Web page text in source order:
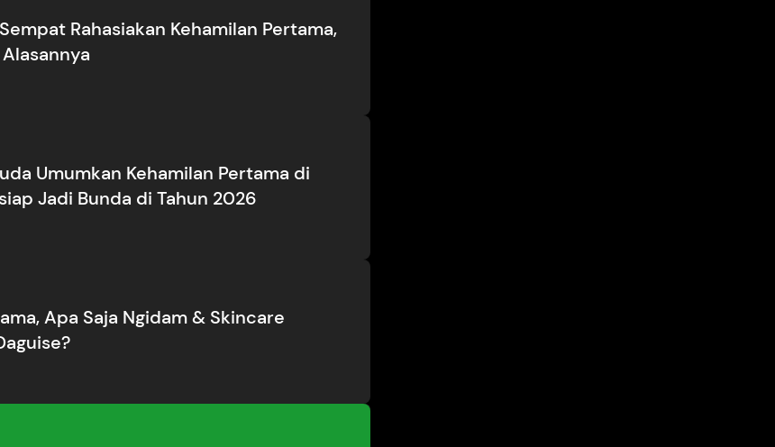
Rahasiakan Kehamilan Pertama,
Umumkan Kehamilan Pertama di
Jadi Bunda di Tahun 2026
Apa Saja Ngidam & Skincare